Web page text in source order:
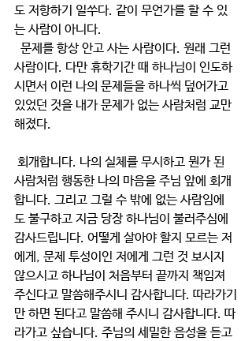
도 저항하기 일쑤다. 같이 무언가를 할 수 있
는 사람이 아니다.
사람이다. 다만 휴학기간 때 하나님이 인도하
시면서 이런 나의 문제들을 하나씩 덮어가고
있었던 것을 내가 문제가 없는 사람처럼 교만
해졌다.
사람처럼 행동한 나의 마음을 주님 앞에 회개
합니다. 그리고 그럴 수 밖에 없는 사람임에
도 불구하고 지금 당장 하나님이 불러주심에
감사드립니다. 어떻게 살아야 할지 모르는 저
에게, 문제 투성이인 저에게 그런 것 보시지
않으시고 하나님이 처음부터 끝까지 책임져
주신다고 말씀해주시니 감사합니다. 따라가기
만 하면 된다고 말씀해 주시니 감사합니다. 따
라가고 싶습니다. 주님의 세밀한 음성을 듣고